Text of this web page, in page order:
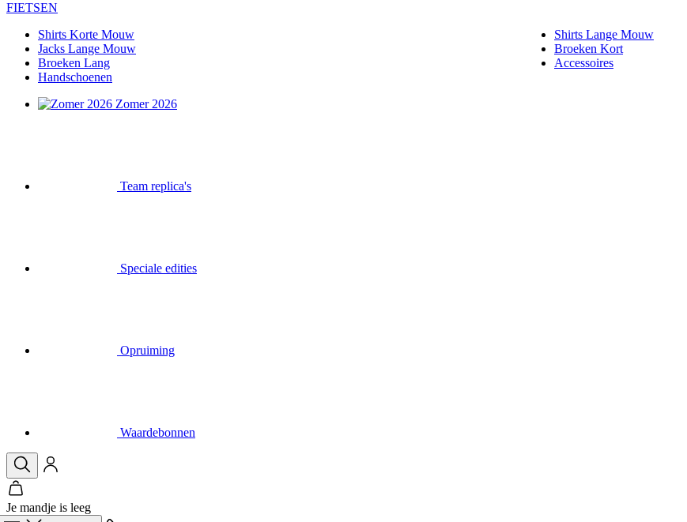
FIETSEN
Shirts Korte Mouw
Shirts Lange Mouw
Jacks Lange Mouw
Broeken Kort
Broeken Lang
Accessoires
Handschoenen
Zomer 2026
Team replica's
Speciale edities
Opruiming
Waardebonnen
Je mandje is leeg